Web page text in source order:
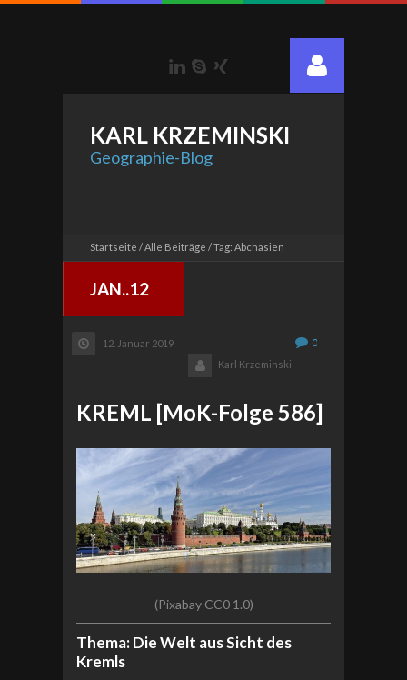
LinkedIn
Skype
KARL KRZEMINSKI
Geographie-Blog
Startseite Alle Beiträge Tag: Abchasien
JAN..12
12. Januar 2019
0
Karl Krzeminski
KREML [MoK-Folge 586]
(Pixabay CC0 1.0)
Thema: Die Welt aus Sicht des
Kremls